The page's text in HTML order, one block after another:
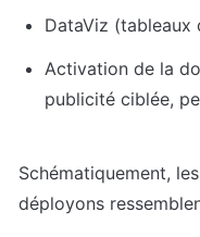
DataViz
Activation de la
publicité ciblée,
Schématiquement,
déployons